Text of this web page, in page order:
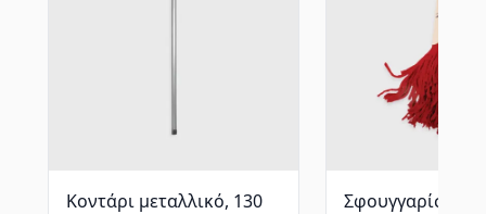
Κοντάρι μεταλλικό, 130
Σφουγγαρίστρα